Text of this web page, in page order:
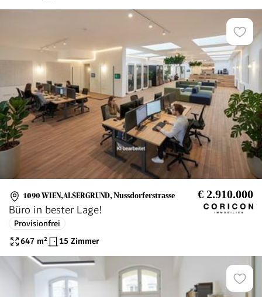
1090 WIEN,ALSERGRUND, Nussdorferstrasse € 2.910.000
Büro in bester Lage!
Provisionfrei
647 m² 15 Zimmer